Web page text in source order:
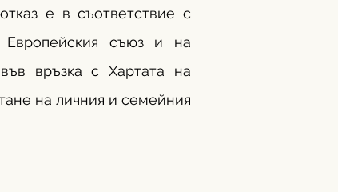
е в съответствие с
Европейския съюз и на
връзка с Хартата на
на личния и семейния